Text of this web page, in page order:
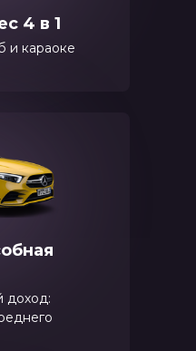
доход:
4 в 1
и караоке